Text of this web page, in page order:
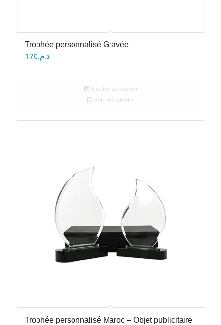
Trophée personnalisé Gravée
د.م.170
Ajouter au panier
Voir les détails
Trophée personnalisé Maroc – Objet publicitaire